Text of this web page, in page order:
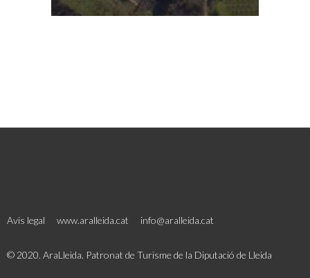
Avis legal www.aralleida.cat info@aralleida.cat
© 2020. AraLleida. Patronat de Turisme de la Diputació de Lleida